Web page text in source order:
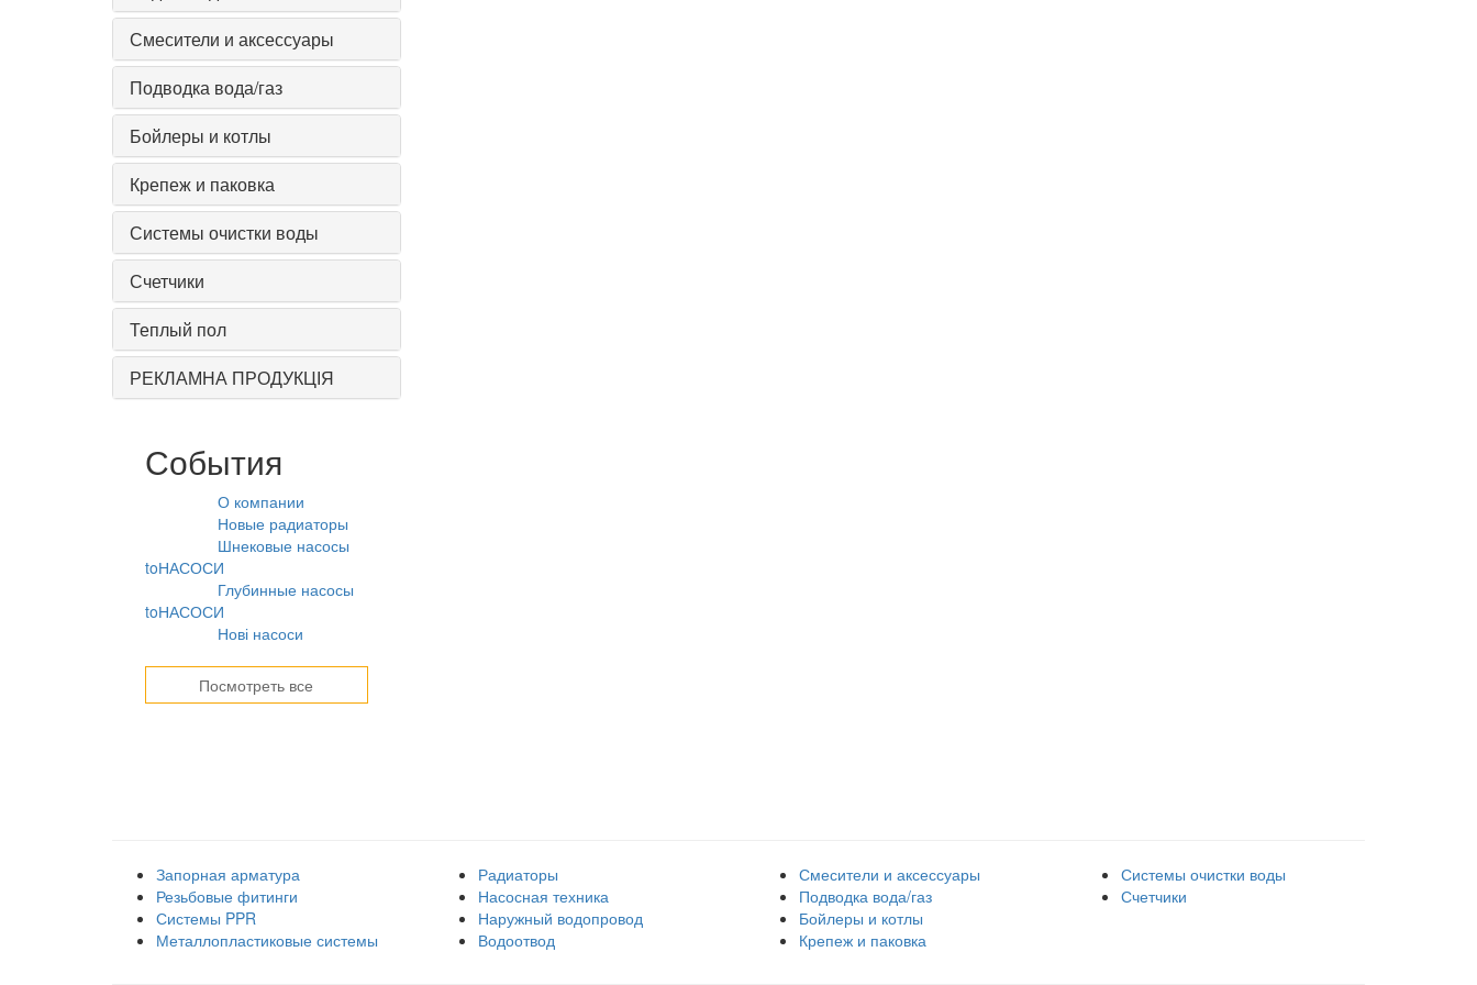
Смесители и аксессуары
Подводка вода/газ
Бойлеры и котлы
Крепеж и паковка
Системы очистки воды
Счетчики
Теплый пол
РЕКЛАМНА ПРОДУКЦІЯ
События
О компании
Новые радиаторы
Шнековые насосы
toНАСОСИ
Глубинные насосы
toНАСОСИ
Нові насоси
Посмотреть все
Запорная арматура
Резьбовые фитинги
Системы PPR
Металлопластиковые системы
Радиаторы
Насосная техника
Наружный водопровод
Водоотвод
Смесители и аксессуары
Подводка вода/газ
Бойлеры и котлы
Крепеж и паковка
Системы очистки воды
Счетчики